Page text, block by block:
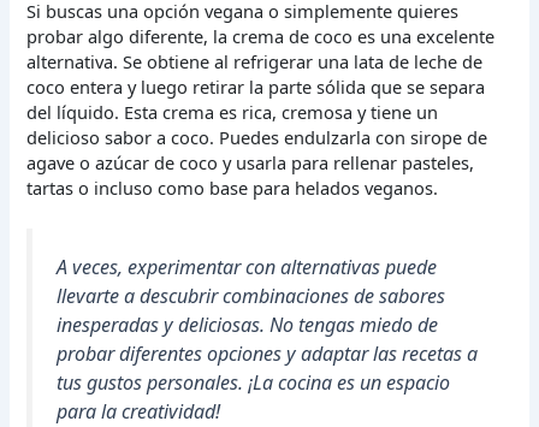
Si buscas una opción vegana o simplemente quieres
probar algo diferente, la crema de coco es una excelente
alternativa. Se obtiene al refrigerar una lata de leche de
coco entera y luego retirar la parte sólida que se separa
del líquido. Esta crema es rica, cremosa y tiene un
delicioso sabor a coco. Puedes endulzarla con sirope de
agave o azúcar de coco y usarla para rellenar pasteles,
tartas o incluso como base para helados veganos.
A veces, experimentar con alternativas puede
llevarte a descubrir combinaciones de sabores
inesperadas y deliciosas. No tengas miedo de
probar diferentes opciones y adaptar las recetas a
tus gustos personales. ¡La cocina es un espacio
para la creatividad!